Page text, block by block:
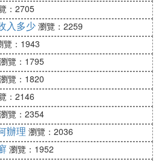
俄國所有，南部歸英國所有。
完全失去了到達印度洋的希
略，實力也不弱，為何
過程當中，充滿了強大的擴張
脫了蒙古人的統治，他們繼承
性與步伐。在向西發展中，逐
，最終佔領了波羅的海沿岸的
：2705
入多少 瀏覽：2259
覽：1943
瀏覽：1795
瀏覽：1820
：2146
瀏覽：2354
辦理 瀏覽：2036
瀏覽：1952